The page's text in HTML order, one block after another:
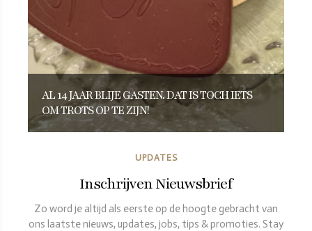
AL 14 JAAR BLIJE GASTEN. DAT IS TOCH IETS
OM TROTS OP TE ZIJN!
UPDATES
Inschrijven Nieuwsbrief
Zo word je altijd als eerste op de hoogte gebracht van
ons laatste nieuws, updates, jobs, tips & promoties. Stay